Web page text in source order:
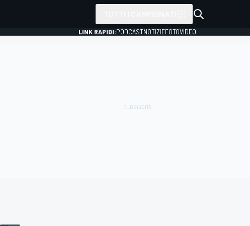
LINK RAPIDI:PODCASTNOTIZIEFOTOVIDEO